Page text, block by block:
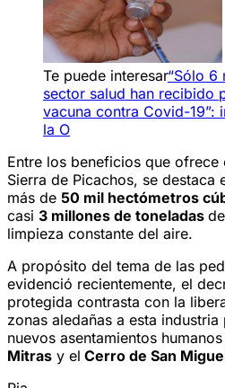
Te puede interesar“Sólo 6
sector salud han recibido
vacuna contra Covid-19”:
la O
Entre los beneficios que ofrece
Sierra de Picachos, se destaca
más de 50 mil hectómetros
casi 3 millones de toneladas de
limpieza constante del aire.
A propósito del tema de las
evidenció recientemente, el
protegida contrasta con la
zonas aledañas a esta
nuevos asentamientos
Mitras y el Cerro de San